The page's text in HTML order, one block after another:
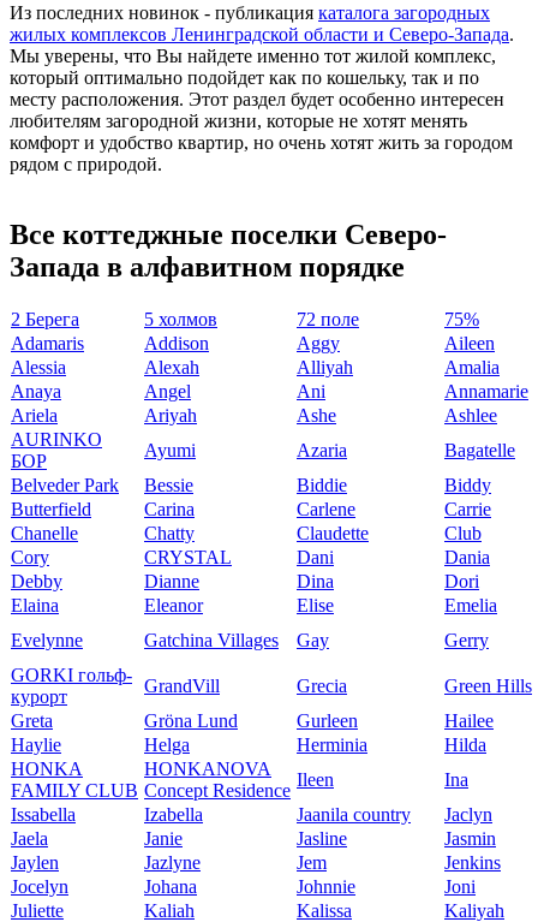
Из последних новинок - публикация каталога загородных
жилых комплексов Ленинградской области и Северо-Запада.
Мы уверены, что Вы найдете именно тот жилой комплекс,
который оптимально подойдет как по кошельку, так и по
месту расположения. Этот раздел будет особенно интересен
любителям загородной жизни, которые не хотят менять
комфорт и удобство квартир, но очень хотят жить за городом
рядом с природой.
Все коттеджные поселки Северо-
Запада в алфавитном порядке
2 Берега 5 холмов 72 поле
75%
Adamaris
Addison Aggy
Aileen
Alessia
Alexah Alliyah
Amalia
Anaya
Angel Ani
Annamarie
Ariela
Ariyah Ashe
Ashlee
AURINKO
БОР
Ayumi Azaria
Bagatelle
Belveder Park
Bessie Biddie
Biddy
Butterfield
Carina Carlene
Carrie
Chanelle
Chatty Claudette
Club
Cory
CRYSTAL Dani
Dania
Debby
Dianne Dina
Dori
Elaina
Eleanor Elise
Emelia
Evelynne
Gatchina Villages Gay
Gerry
GORKI гольф-
курорт
GrandVill Grecia
Green Hills
Greta
Gröna Lund Gurleen
Hailee
Haylie
Helga Herminia
Hilda
HONKA
FAMILY CLUB
HONKANOVA
Concept Residence
Ileen
Ina
Issabella
Izabella Jaanila country
Jaclyn
Jaela
Janie Jasline
Jasmin
Jaylen
Jazlyne Jem
Jenkins
Jocelyn
Johana Johnnie
Joni
Juliette
Kaliah Kalissa
Kaliyah